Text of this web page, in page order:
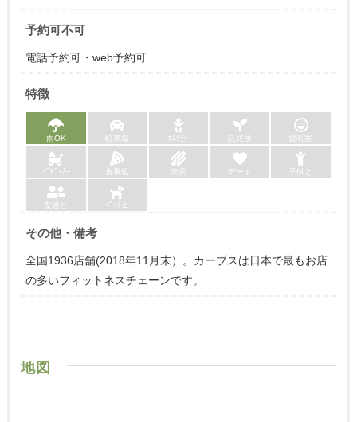
予約可不可
電話予約可・web予約可
特徴
雨OK 駐車場 ｵﾑﾂ台 託児所 授乳室
ﾍﾞﾋﾞｰｶｰ 食事処 売店 デート 子供と
友達と ﾍﾟｯﾄと
その他・備考
全国1936店舗(2018年11月末）。カーブスは日本で最もお店
の多いフィットネスチェーンです。
地図